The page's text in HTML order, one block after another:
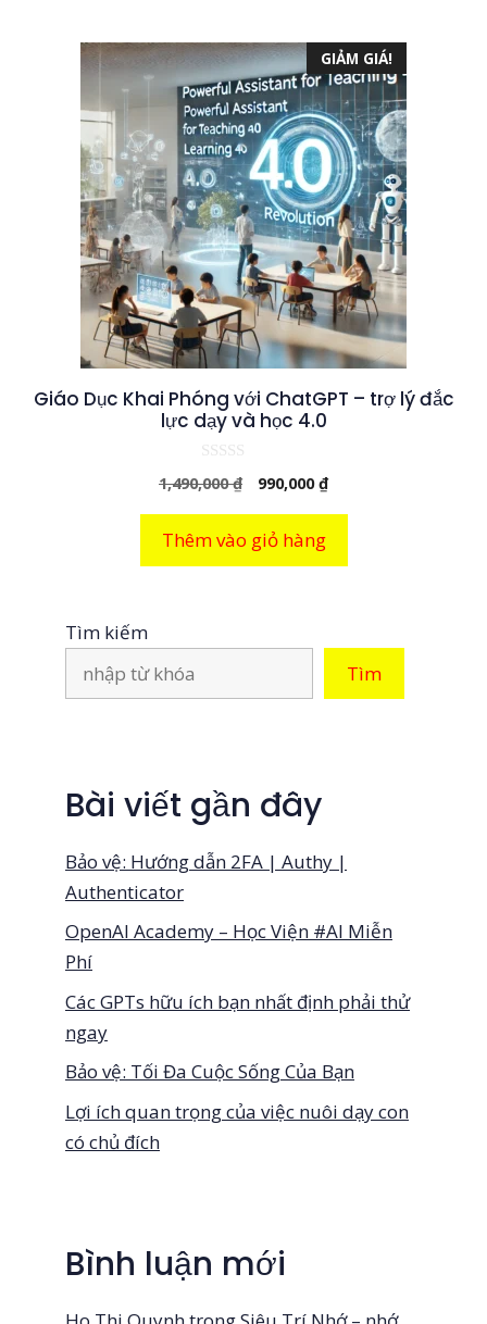
GIẢM GIÁ!
Giáo Dục Khai Phóng với ChatGPT – trợ lý đắc
lực dạy và học 4.0
n
o
à
i
5
1,490,000₫
Giá
là:
990,000₫Giá
Thêm vào giỏ hàng
Tìm kiếm
Tìm
Bài viết gần đây
Bảo vệ: Hướng dẫn 2FA | Authy |
Authenticator
OpenAI Academy – Học Viện #AI Miễn
Phí
Các GPTs hữu ích bạn nhất định phải thử
ngay
Bảo vệ: Tối Đa Cuộc Sống Của Bạn
Lợi ích quan trọng của việc nuôi dạy con
có chủ đích
Bình luận mới